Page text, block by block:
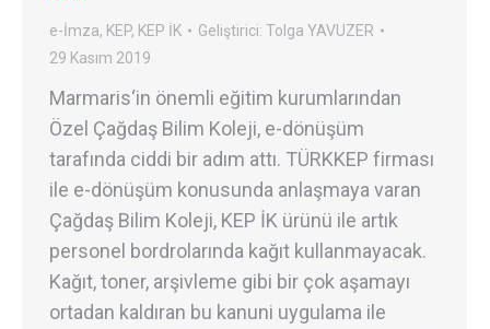
e-İmza, KEP, KEP İK Geliştirici: Tolga YAVUZER
29 Kasım 2019
Marmaris‘in önemli eğitim kurumlarından
Özel Çağdaş Bilim Koleji, e-dönüşüm
tarafında ciddi bir adım attı. TÜRKKEP firması
ile e-dönüşüm konusunda anlaşmaya varan
Çağdaş Bilim Koleji, KEP İK ürünü ile artık
personel bordrolarında kağıt kullanmayacak.
Kağıt, toner, arşivleme gibi bir çok aşamayı
ortadan kaldıran bu kanuni uygulama ile